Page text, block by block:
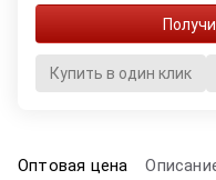
Купить в один клик
Оптовая цена